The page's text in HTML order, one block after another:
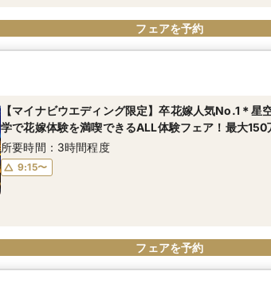
フェアを予約
【マイナビウエディング限定】卒花嫁人気No.1＊
学で花嫁体験を満喫できるALL体験フェア！最大
所要時間：3時間程度
9:15〜
フェアを予約